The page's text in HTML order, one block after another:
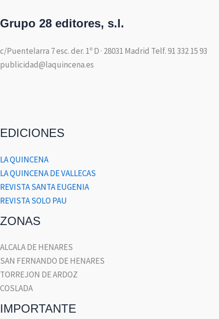
Grupo 28 editores, s.l.
c/Puentelarra 7 esc. der. 1º D · 28031 Madrid Telf. 91 332 15 93
publicidad@laquincena.es
EDICIONES
LA QUINCENA
LA QUINCENA DE VALLECAS
REVISTA SANTA EUGENIA
REVISTA SOLO PAU
ZONAS
ALCALA DE HENARES
SAN FERNANDO DE HENARES
TORREJON DE ARDOZ
COSLADA
IMPORTANTE